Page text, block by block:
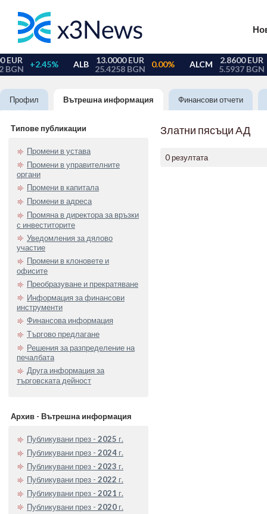
Профил Вътрешна информация Финансови отчети
Типове публикации
Промени в устава
Промени в управителните
органи
Промени в капитала
Промени в адреса
Промяна в директора за връзки
с инвеститорите
Уведомления за дялово
участие
Промени в клоновете и
офисите
Преобразуване и прекратяване
Информация за финансови
инструменти
Финансова информация
Търгово предлагане
Решения за разпределение на
печалбата
Друга информация за
търговската дейност
Архив - Вътрешна информация
Публикувани през - 2025 г.
Публикувани през - 2024 г.
Публикувани през - 2023 г.
Публикувани през - 2022 г.
Публикувани през - 2021 г.
Публикувани през - 2020 г.
Златни пясъци АД
0 резултата